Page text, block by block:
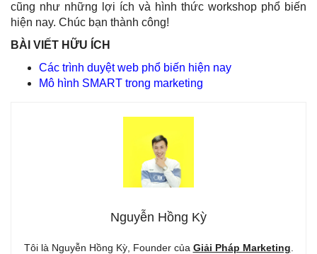
cũng như những lợi ích và hình thức workshop phổ biến
hiện nay. Chúc bạn thành công!
BÀI VIẾT HỮU ÍCH
Các trình duyệt web phổ biến hiện nay
Mô hình SMART trong marketing
Nguyễn Hồng Kỳ
Tôi là Nguyễn Hồng Kỳ, Founder của Giải Pháp Marketing